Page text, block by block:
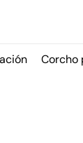
Corcho